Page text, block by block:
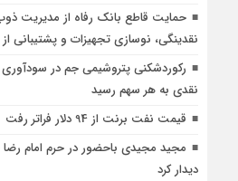
حمایت قاطع بانک رفاه از مدیریت
نقدینگی، نوسازی تجهیزات و پشتیبانی
نقدی به هر سهم رسید
قیمت نفت برنت از 94 دلار فراتر رفت
مجید مجیدی باحضور در حرم امام
دیدار کرد